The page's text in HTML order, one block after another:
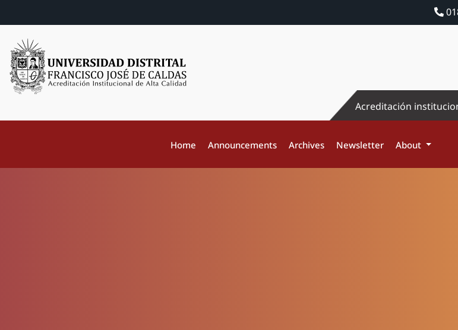
Acreditación
Home Announcements Archives Newsletter About